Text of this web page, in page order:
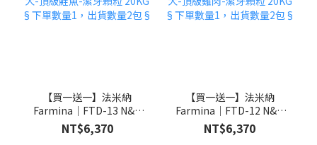
【買一送一】法米納
Farmina｜FTD-13 N&D
天然培育系列-全齡犬-頂級
鮭魚-潔牙顆粒 20KG §下
NT$6,370
【買一送一】法米納
Farmina｜FTD-12 N&D
天然培育系列-全齡犬-頂級
雞肉-潔牙顆粒 20KG §下
NT$6,370